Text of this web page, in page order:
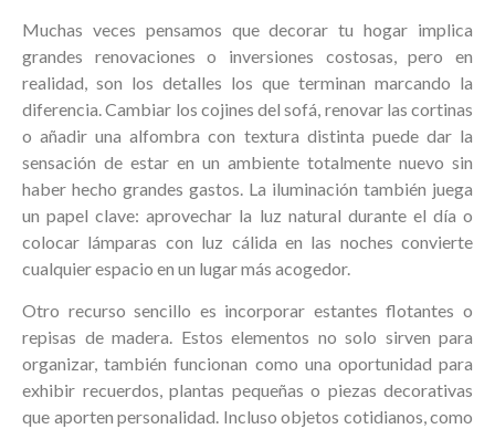
Muchas veces pensamos que decorar tu hogar implica
grandes renovaciones o inversiones costosas, pero en
realidad, son los detalles los que terminan marcando la
diferencia. Cambiar los cojines del sofá, renovar las cortinas
o añadir una alfombra con textura distinta puede dar la
sensación de estar en un ambiente totalmente nuevo sin
haber hecho grandes gastos. La iluminación también juega
un papel clave: aprovechar la luz natural durante el día o
colocar lámparas con luz cálida en las noches convierte
cualquier espacio en un lugar más acogedor.
Otro recurso sencillo es incorporar estantes flotantes o
repisas de madera. Estos elementos no solo sirven para
organizar, también funcionan como una oportunidad para
exhibir recuerdos, plantas pequeñas o piezas decorativas
que aporten personalidad. Incluso objetos cotidianos, como